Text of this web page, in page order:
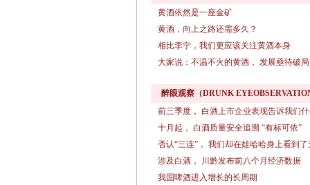
黄酒依然是一座金矿
黄酒，向上之路还需多久？
相比李宁，我们更应该关注黄酒本身
大家说：不温不火的黄酒， 发展亟待破局
醉眼观察（DRUNK
前三季度， 白酒上市企业表现告诉我们什
十月起， 白酒质量安全追溯 “有标可依”
否认“三连”， 我们却在娃哈哈身上看到了
涉及白酒， 川黔发布前八个月经济数据
我国啤酒进入增长的长周期